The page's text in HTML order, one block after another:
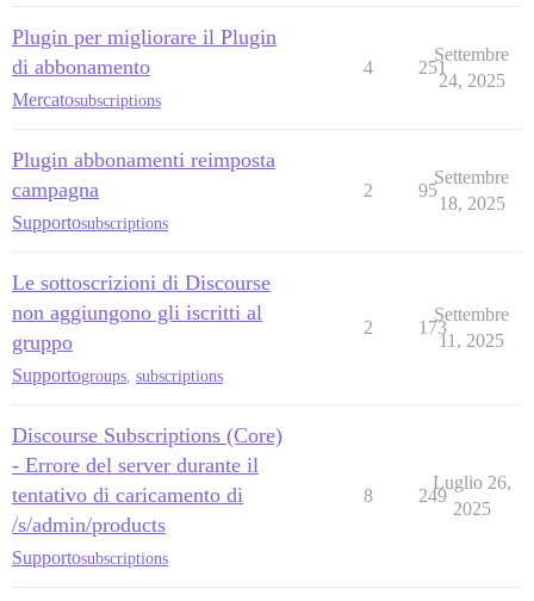
Plugin per migliorare il Plugin
di abbonamento
Mercatosubscriptions
4 251
Settembre
24, 2025
Plugin abbonamenti reimposta
campagna
Supportosubscriptions
2 95
Settembre
18, 2025
Le sottoscrizioni di Discourse
non aggiungono gli iscritti al
gruppo
Supportogroups subscriptions
2 173
Settembre
11, 2025
Discourse Subscriptions (Core)
- Errore del server durante il
tentativo di caricamento di
/s/admin/products
Supportosubscriptions
8 249
Luglio 26,
2025